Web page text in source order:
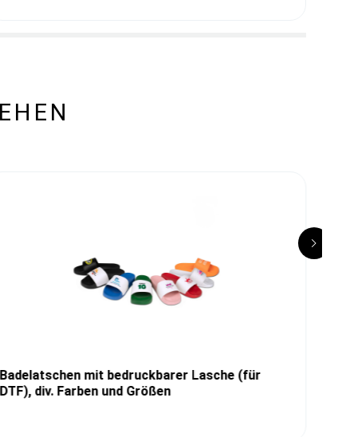
Badelatschen mit bedruckbarer Lasche (für
DTF), div. Farben und Größen